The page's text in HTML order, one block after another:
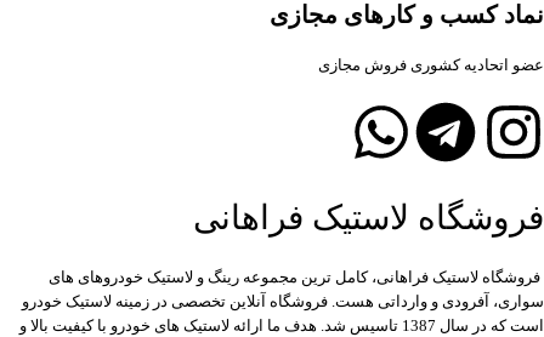
نماد کسب و کارهای مجازی
عضو اتحادیه کشوری فروش مجازی
فروشگاه لاستیک فراهانی
فروشگاه لاستیک فراهانی، کامل ترین مجموعه رینگ و لاستیک خودروهای های
سواری، آفرودی و وارداتی هست. فروشگاه آنلاین تخصصی در زمینه لاستیک خودرو
است که در سال 1387 تاسیس شد. هدف ما ارائه لاستیک های خودرو با کیفیت بالا و